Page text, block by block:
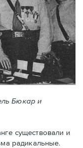
Бюкар и
существовали и
радикальные.